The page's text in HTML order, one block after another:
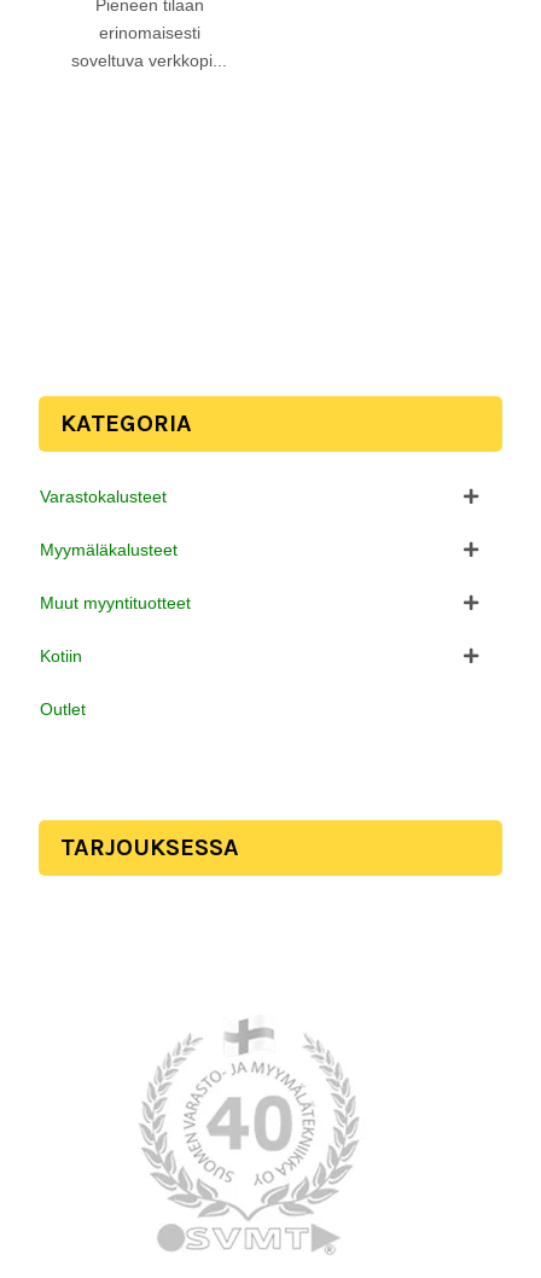
KATEGORIA
Varastokalusteet
Myymäläkalusteet
Muut myyntituotteet
Kotiin
Outlet
TARJOUKSESSA
Pieneen tilaan
erinomaisesti
soveltuva verkkopi...